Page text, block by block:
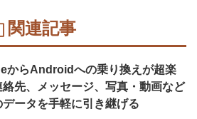
関連記事
からAndroidへの乗り換えが超楽
絡先、メッセージ、写真・動画など
データを手軽に引き継げる